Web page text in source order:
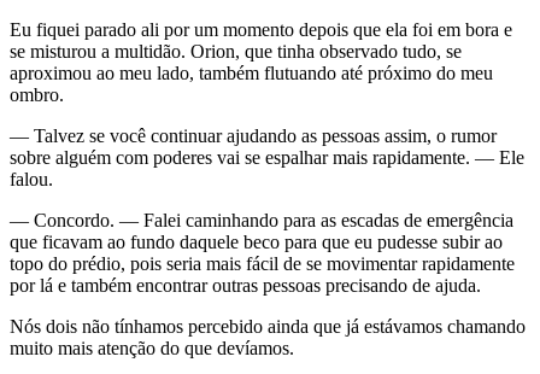
Eu fiquei parado ali por um momento depois que ela foi em bora e
se misturou a multidão. Orion, que tinha observado tudo, se
aproximou ao meu lado, também flutuando até próximo do meu
ombro.
— Talvez se você continuar ajudando as pessoas assim, o rumor
sobre alguém com poderes vai se espalhar mais rapidamente. — Ele
falou.
— Concordo. — Falei caminhando para as escadas de emergência
que ficavam ao fundo daquele beco para que eu pudesse subir ao
topo do prédio, pois seria mais fácil de se movimentar rapidamente
por lá e também encontrar outras pessoas precisando de ajuda.
Nós dois não tínhamos percebido ainda que já estávamos chamando
muito mais atenção do que devíamos.